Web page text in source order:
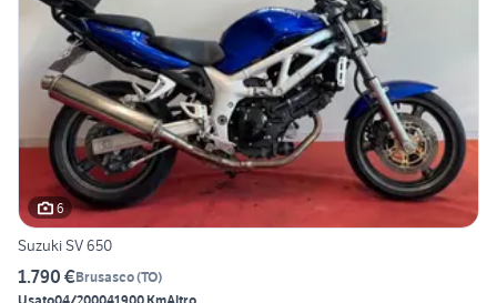
6
Suzuki SV 650
1.790 €Brusasco(TO)